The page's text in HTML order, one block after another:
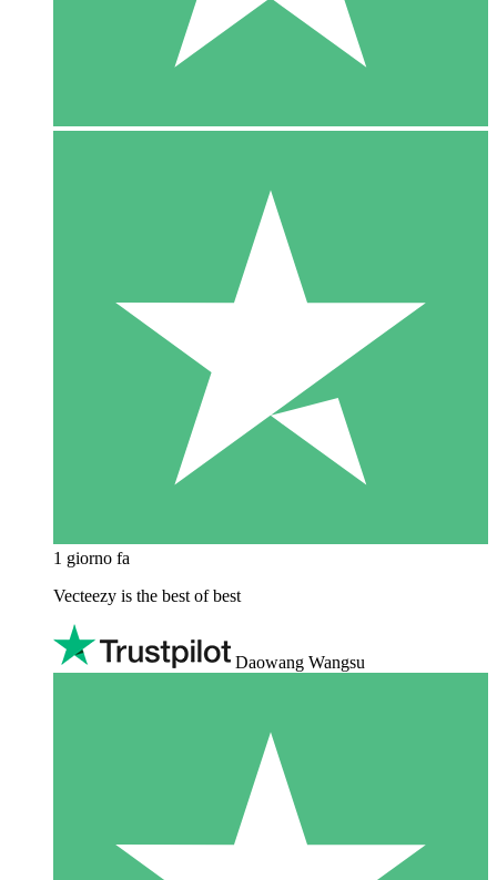
1 giorno fa
Vecteezy is the best of best
Daowang Wangsu